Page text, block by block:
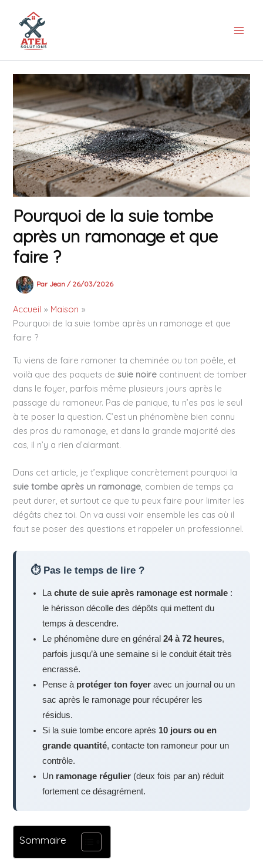
contenu
Pourquoi de la suie tombe
après un ramonage et que
faire ?
Par Jean/ 26/03/2026
Accueil
Maison
Pourquoi de la suie tombe après un ramonage et que
faire ?
Tu viens de faire ramoner ta cheminée ou ton poêle, et
voilà que des paquets desuie noire continuent de tomber
dans le foyer, parfois même plusieurs jours après le
passage du ramoneur. Pas de panique, tu n’es pas le seul
à te poser la question. C’est un phénomène bien connu
des pros du ramonage, et dans la grande majorité des
cas, il n’y a rien d’alarmant.
Dans cet article, je t’explique concrètement pourquoi la
suie tombe après un ramonage, combien de temps ça
peut durer, et surtout ce que tu peux faire pour limiter les
dégâts chez toi. On va aussi voir ensemble les cas où il
faut se poser des questions et rappeler un professionnel.
⏱ Pas le temps de lire ?
Lachute de suie après ramonage est normale :
le hérisson décolle des dépôts qui mettent du
temps à descendre.
Le phénomène dure en général24 à 72 heures,
parfois jusqu’à une semaine si le conduit était très
encrassé.
Pense à protéger ton foyer avec un journal ou un
sac après le ramonage pour récupérer les
résidus.
Si la suie tombe encore après 10 jours ou en
grande quantité, contacte ton ramoneur pour un
contrôle.
Un ramonage régulier (deux fois par an) réduit
fortement ce désagrément.
Sommaire